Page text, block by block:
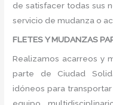
de satisfacer todas sus
servicio de mudanza o
FLETES Y MUDANZAS
Realizamos acarreos y
parte de Ciudad
idóneos para
equipo